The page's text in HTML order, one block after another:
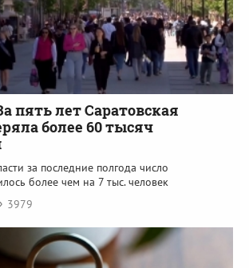
пять лет Саратовская
более 60 тысяч
за последние полгода число
более чем на 7 тыс. человек
3979